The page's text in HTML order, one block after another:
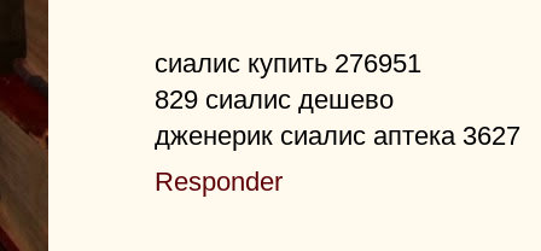
сиалис купить 276951
829 сиалис дешево
дженерик сиалис аптека 3627
Responder